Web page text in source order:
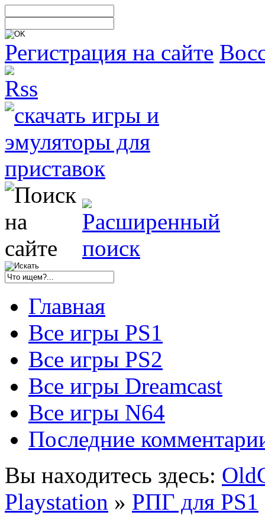
Регистрация на сайте
Главная
Все игры PS1
Все игры PS2
Все игры Dreamcast
Все игры N64
Последние
Вы находитесь здесь:
Playstation » РПГ для PS1